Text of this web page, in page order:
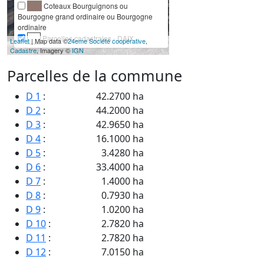
Coteaux Bourguignons ou
Bourgogne grand ordinaire ou Bourgogne
ordinaire
Parcelles cadastrales - DAIX
Leaflet | Map data ©24eme Société coopérative,
Cadastre, Imagery ©IGN
Parcelles de la commune
D 1 :
42.2700 ha
D 2 :
44.2000 ha
D 3 :
42.9650 ha
D 4 :
16.1000 ha
D 5 :
3.4280 ha
D 6 :
33.4000 ha
D 7 :
1.4000 ha
D 8 :
0.7930 ha
D 9 :
1.0200 ha
D 10 :
2.7820 ha
D 11 :
2.7820 ha
D 12 :
7.0150 ha